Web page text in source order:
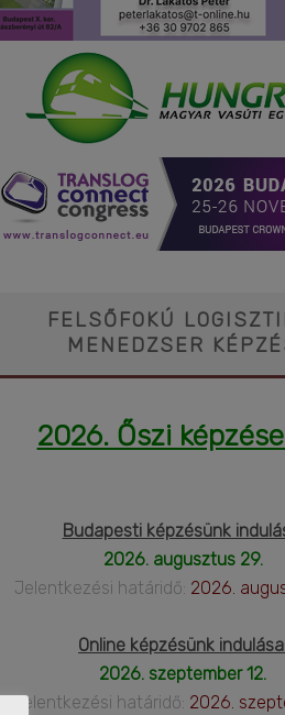
FELSŐFOKÚ
MENEDZSER
2026. Őszi
Budapesti képzésünk
2026. augusztus 29.
Jelentkezési határidő: 2026.
Online képzésünk
2026. szeptember 12.
Jelentkezési határidő: 2026.